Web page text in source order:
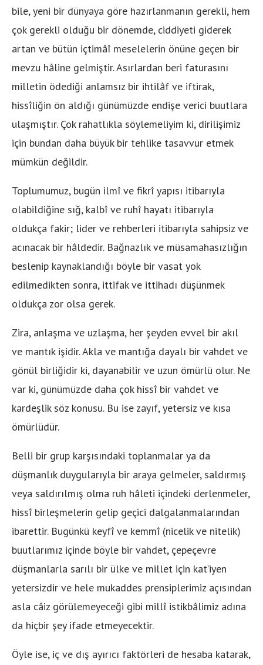
bile, yeni bir dünyaya göre hazırlanmanın gerekli, hem
çok gerekli olduğu bir dönemde, ciddiyeti giderek
artan ve bütün içtimâî meselelerin önüne geçen bir
mevzu hâline gelmiştir. Asırlardan beri faturasını
milletin ödediği anlamsız bir ihtilâf ve iftirak,
hissîliğin ön aldığı günümüzde endişe verici buutlara
ulaşmıştır. Çok rahatlıkla söylemeliyim ki, dirilişimiz
için bundan daha büyük bir tehlike tasavvur etmek
mümkün değildir.
Toplumumuz, bugün ilmî ve fikrî yapısı itibarıyla
olabildiğine sığ, kalbî ve ruhî hayatı itibarıyla
oldukça fakir; lider ve rehberleri itibarıyla sahipsiz ve
acınacak bir hâldedir. Bağnazlık ve müsamahasızlığın
beslenip kaynaklandığı böyle bir vasat yok
edilmedikten sonra, ittifak ve ittihadı düşünmek
oldukça zor olsa gerek.
Zira, anlaşma ve uzlaşma, her şeyden evvel bir akıl
ve mantık işidir. Akla ve mantığa dayalı bir vahdet ve
gönül birliğidir ki, dayanabilir ve uzun ömürlü olur. Ne
var ki, günümüzde daha çok hissî bir vahdet ve
kardeşlik söz konusu. Bu ise zayıf, yetersiz ve kısa
ömürlüdür.
Belli bir grup karşısındaki toplanmalar ya da
düşmanlık duygularıyla bir araya gelmeler, saldırmış
veya saldırılmış olma ruh hâleti içindeki derlenmeler,
hissî birleşmelerin gelip geçici dalgalanmalarından
ibarettir. Bugünkü keyfî ve kemmî (nicelik ve nitelik)
buutlarımız içinde böyle bir vahdet, çepeçevre
düşmanlarla sarılı bir ülke ve millet için kat’iyen
yetersizdir ve hele mukaddes prensiplerimiz açısından
asla câiz görülemeyeceği gibi millî istikbâlimiz adına
da hiçbir şey ifade etmeyecektir.
Öyle ise, iç ve dış ayırıcı faktörleri de hesaba katarak,